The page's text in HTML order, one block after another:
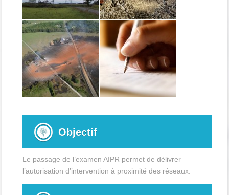
Objectif
Le passage de l’examen AIPR permet de délivrer
l’autorisation d’intervention à proximité des réseaux.